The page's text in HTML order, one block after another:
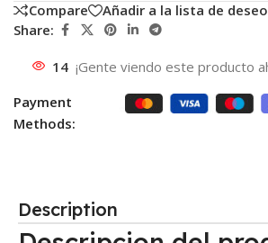
Compare
Añadir a la lista de
Share:
14 ¡Gente viendo este producto
Payment
Methods:
Description